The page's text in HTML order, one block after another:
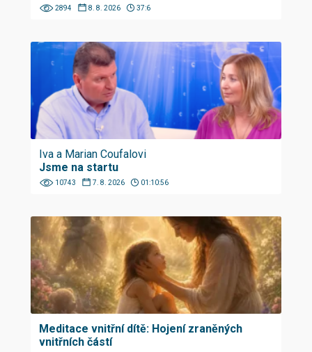
2894 8. 8. 2026 37:6
Iva a Marian Coufalovi
Jsme na startu
10743 7. 8. 2026 01:10:56
Meditace vnitřní dítě: Hojení zraněných
vnitřních částí